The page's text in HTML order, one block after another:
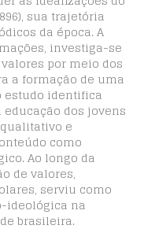
sua trajetória
da época. A
investiga-se
por meio dos
a formação de uma
estudo identifica
dos jovens
e
como
Ao longo da
de valores,
serviu como
ideológica na
brasileira.